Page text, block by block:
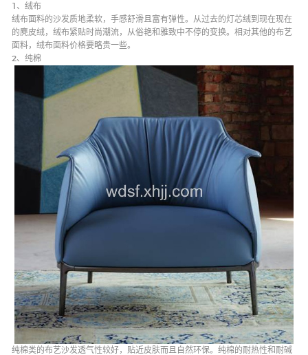
Dining table with
cabinet
1、绒布
绒布面料的沙发质地柔软，手感舒滑且富有弹性。从过去的灯芯绒到现在现在
的麂皮绒，绒布紧贴时尚潮流，从俗艳和雅致中不停的变换。相对其他的布艺
面料，绒布面料价格要略贵一些。
2、纯棉
纯棉类的布艺沙发透气性较好，贴近皮肤而且自然环保。纯棉的耐热性和耐碱